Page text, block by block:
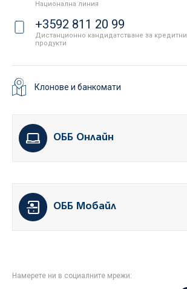
Национална линия
+3592 811 20 99
Дистанционно кандидатстване за кредитни
продукти
Клонове и банкомати
ОББ Онлайн
ОББ Мобайл
Намерете ни в социалните мрежи: